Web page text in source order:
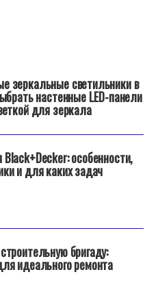
зеркальные светильники в
настенные LED-панели
для зеркала
особенности,
и для каких задач
бригаду:
идеального ремонта